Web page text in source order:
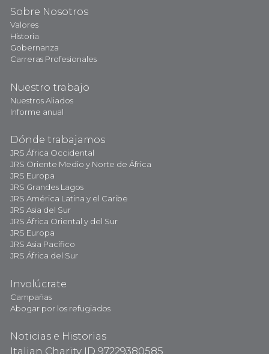
Sobre Nosotros
Valores
Historia
Gobernanza
Carreras Profesionales
Nuestro trabajo
Nuestros Aliados
Informe anual
Dónde trabajamos
JRS África Occidental
JRS Oriente Medio y Norte de África
JRS Europa
JRS Grandes Lagos
JRS América Latina y el Caribe
JRS Asia del Sur
JRS África Oriental y del Sur
JRS Europa
JRS Asia Pacífico
JRS África del Sur
Involúcrate
Campañas
Abogar por los refugiados
Noticias e Historias
Italian Charity ID 97229380585